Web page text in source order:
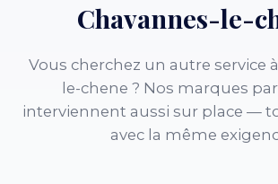
Chavannes-le-
Vous cherchez un autre service
le-chene ? Nos marques
interviennent aussi sur place —
avec la même